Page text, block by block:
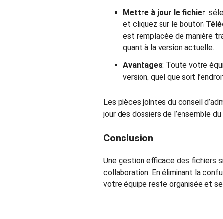
Mettre à jour le fichier:
et cliquez sur le bouton
est remplacée de manière
quant à la version actuelle.
Avantages: Toute votre
version, quel que soit
Les pièces jointes du conseil
jour des dossiers de l’ensemble
Conclusion
Une gestion efficace des fichiers
collaboration. En éliminant la
votre équipe reste organisée et